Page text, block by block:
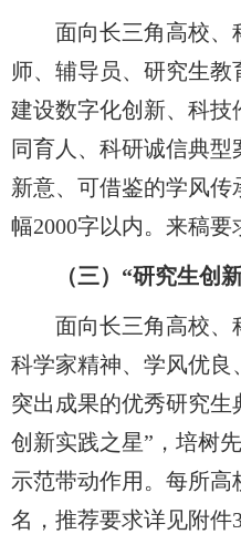
面向长三角高校、
师、辅导员、研究生
建设数字化创新、科
同育人、科研诚信典
新意、可借鉴的学风
幅2000字以内。来稿要
（三） “研究生创
面向长三角高校、
科学家精神、学风优
突出成果的优秀研究生
创新实践之星” ，培树
示范带动作用。每所高
名，推荐要求详见附件